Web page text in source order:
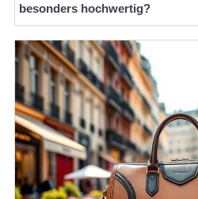
besonders hochwertig?